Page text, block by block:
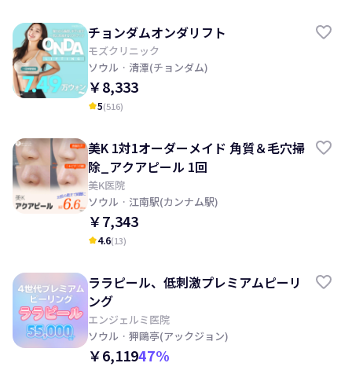
チョンダムオンダリフト
モズクリニック
ソウル · 清潭(チョンダム)
￥8,333
kid_star5(516)
美K 1対1オーダーメイド 角質＆毛穴掃
除_アクアピール 1回
美K医院
ソウル · 江南駅(カンナム駅)
￥7,343
kid_star4.6(13)
ララピール、低刺激プレミアムピーリ
ング
エンジェルミ医院
ソウル · 狎鷗亭(アックジョン)
￥6,11947%